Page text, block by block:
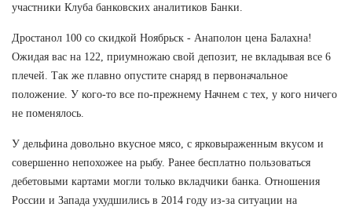
участники Клуба банковских аналитиков Банки.
Дростанол 100 со скидкой Ноябрьск - Анаполон цена Балахна!
Ожидая вас на 122, приумножаю свой депозит, не вкладывая все 6
плечей. Так же плавно опустите снаряд в первоначальное
положение. У кого-то все по-прежнему Начнем с тех, у кого ничего
не поменялось.
У дельфина довольно вкусное мясо, с ярковыраженным вкусом и
совершенно непохожее на рыбу. Ранее бесплатно пользоваться
дебетовыми картами могли только вкладчики банка. Отношения
России и Запада ухудшились в 2014 году из-за ситуации на